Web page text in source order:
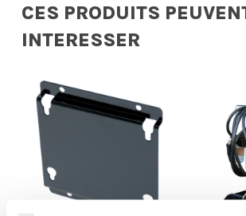
CES PRODUITS
INTERESSER